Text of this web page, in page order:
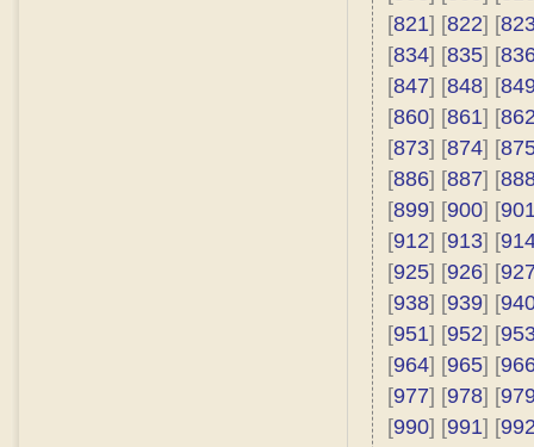
[821] [822] [
[834] [835] [
[847] [848] [
[860] [861] [
[873] [874] [
[886] [887] [
[899] [900] [
[912] [913] [
[925] [926] [
[938] [939] [
[951] [952] [
[964] [965] [
[977] [978] [
[990] [991] [